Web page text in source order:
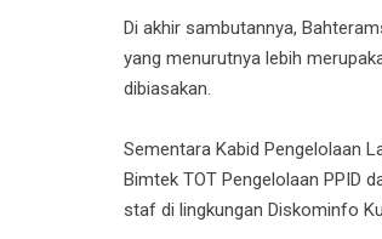
Di akhir sambutannya,
yang menurutnya lebih
dibiasakan.
Sementara Kabid Pengelolaan
Bimtek TOT Pengelolaan PPID
staf di lingkungan Diskominfo